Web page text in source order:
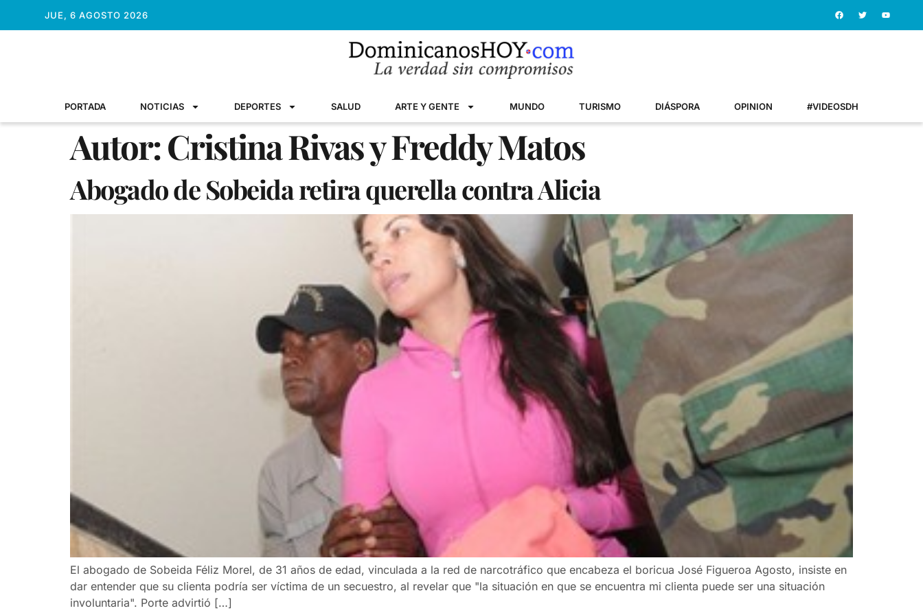
JUE, 6 AGOSTO 2026
PORTADA NOTICIAS DEPORTES SALUD ARTE Y GENTE MUNDO TURISMO DIÁSPORA OPINION #VIDEOSDH
Autor:Cristina Rivas y Freddy Matos
Abogado de Sobeida retira querella contra Alicia
El abogado de Sobeida Féliz Morel, de 31 años de edad, vinculada a la red de narcotráfico que encabeza el boricua José Figueroa Agosto, insiste en
dar entender que su clienta podría ser víctima de un secuestro, al revelar que "la situación en que se encuentra mi clienta puede ser una situación
involuntaria". Porte advirtió […]